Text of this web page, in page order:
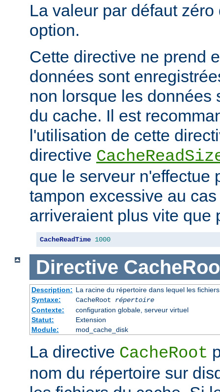
La valeur par défaut
option.
Cette directive ne prend
données sont
non lorsque les données
du cache. Il est
l'utilisation de cette
directive
que le serveur n'effectue
tampon excessive au
arriveraient plus vite que
CacheReadTime 1000
Directive
Description: La racine du répertoire dans lequel les
Syntaxe:
CacheRoot répertoire
Contexte:
configuration globale, serveur virtuel
Statut:
Extension
Module:
mod_cache_disk
La directive CacheRoot
nom du répertoire sur